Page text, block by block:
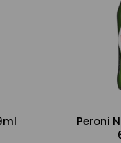
Peroni